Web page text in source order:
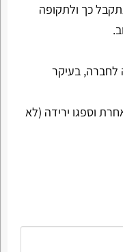
כך ולתקופה
לחברה, בעיקר
וספגו ירידה (לא